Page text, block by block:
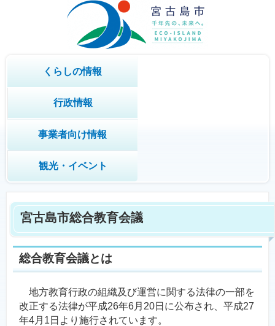
くらしの情報
行政情報
事業者向け情報
観光・イベント
宮古島市総合教育会議
総合教育会議とは
地方教育行政の組織及び運営に関する法律の一部を
改正する法律が平成26年6月20日に公布され、平成27
年4月1日より施行されています。